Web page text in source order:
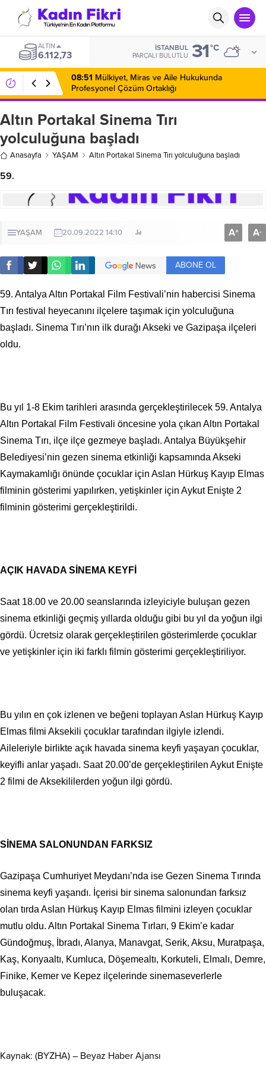
ALTIN
6.112,73
İSTANBUL
PARÇALI BULUTLU 31°C
08:51 Mülkiyet, Miras ve Aile Hukukunda
Profesyonel Çözüm Ortaklığı
Altın Portakal Sinema Tırı
yolculuğuna başladı
Anasayfa YAŞAM Altın Portakal Sinema Tırı yolculuğuna başladı
59.
YAŞAM 20.09.2022 14:10 A+ A-
ABONE OL
59. Antalya Altın Portakal Film Festivali’nin habercisi Sinema
Tırı festival heyecanını ilçelere taşımak için yolculuğuna
başladı. Sinema Tırı’nın ilk durağı Akseki ve Gazipaşa ilçeleri
oldu.
Bu yıl 1-8 Ekim tarihleri arasında gerçekleştirilecek 59. Antalya
Altın Portakal Film Festivali öncesine yola çıkan Altın Portakal
Sinema Tırı, ilçe ilçe gezmeye başladı. Antalya Büyükşehir
Belediyesi’nin gezen sinema etkinliği kapsamında Akseki
Kaymakamlığı önünde çocuklar için Aslan Hürkuş Kayıp Elmas
filminin gösterimi yapılırken, yetişkinler için Aykut Enişte 2
filminin gösterimi gerçekleştirildi.
AÇIK HAVADA SİNEMA KEYFİ
Saat 18.00 ve 20.00 seanslarında izleyiciyle buluşan gezen
sinema etkinliği geçmiş yıllarda olduğu gibi bu yıl da yoğun ilgi
gördü. Ücretsiz olarak gerçekleştirilen gösterimlerde çocuklar
ve yetişkinler için iki farklı filmin gösterimi gerçekleştiriliyor.
Bu yılın en çok izlenen ve beğeni toplayan Aslan Hürkuş Kayıp
Elmas filmi Aksekili çocuklar tarafından ilgiyle izlendi.
Aileleriyle birlikte açık havada sinema keyfi yaşayan çocuklar,
keyifli anlar yaşadı. Saat 20.00’de gerçekleştirilen Aykut Enişte
2 filmi de Aksekililerden yoğun ilgi gördü.
SİNEMA SALONUNDAN FARKSIZ
Gazipaşa Cumhuriyet Meydanı’nda ise Gezen Sinema Tırında
sinema keyfi yaşandı. İçerisi bir sinema salonundan farksız
olan tırda Aslan Hürkuş Kayıp Elmas filmini izleyen çocuklar
mutlu oldu. Altın Portakal Sinema Tırları, 9 Ekim’e kadar
Gündoğmuş, İbradı, Alanya, Manavgat, Serik, Aksu, Muratpaşa,
Kaş, Konyaaltı, Kumluca, Döşemealtı, Korkuteli, Elmalı, Demre,
Finike, Kemer ve Kepez ilçelerinde sinemaseverlerle
buluşacak.
Kaynak: (BYZHA) – Beyaz Haber Ajansı